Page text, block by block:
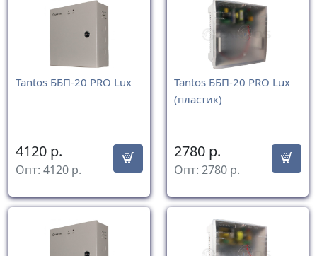
Tantos ББП-20 PRO Lux
4120 р.
Опт: 4120 р.
Tantos ББП-20 PRO Lux
(пластик)
2780 р.
Опт: 2780 р.